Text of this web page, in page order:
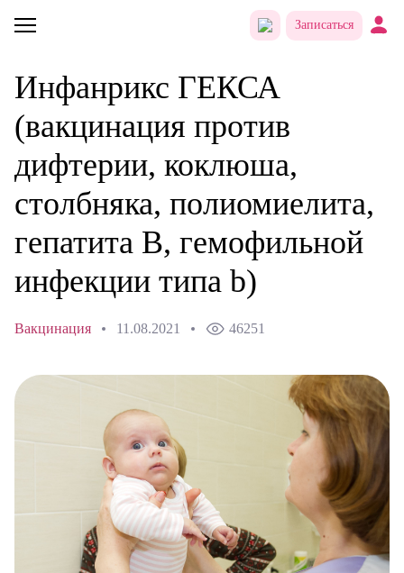
Записаться
Инфанрикс ГЕКСА
(вакцинация против
дифтерии, коклюша,
столбняка, полиомиелита,
гепатита B, гемофильной
инфекции типа b)
Вакцинация 11.08.2021 46251